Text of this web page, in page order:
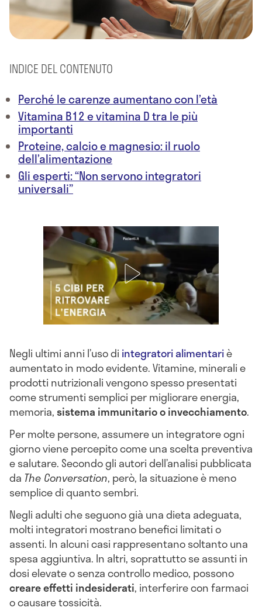
INDICE DEL CONTENUTO
Perché le carenze aumentano con l’età
Vitamina B12 e vitamina D tra le più
importanti
Proteine, calcio e magnesio: il ruolo
dell’alimentazione
Gli esperti: “Non servono integratori
universali”
Negli ultimi anni l’uso di integratori alimentariè
aumentato in modo evidente. Vitamine, minerali e
prodotti nutrizionali vengono spesso presentati
come strumenti semplici per migliorare energia,
memoria,sistema immunitario o invecchiamento.
Per molte persone, assumere un integratore ogni
giorno viene percepito come una scelta preventiva
e salutare. Secondo gli autori dell’analisi pubblicata
da The Conversation, però, la situazione è meno
semplice di quanto sembri.
Negli adulti che seguono già una dieta adeguata,
molti integratori mostrano benefici limitati o
assenti. In alcuni casi rappresentano soltanto una
spesa aggiuntiva. In altri, soprattutto se assunti in
dosi elevate o senza controllo medico, possono
creare effetti indesiderati, interferire con farmaci
o causare tossicità.